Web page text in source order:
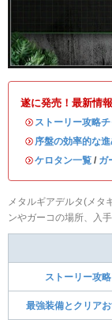
遂に発売！最新情
・ ストーリー攻略チ
・ 序盤の効率的な
・ケロタン一覧 / ガ
メタルギアデルタ(メタ
ンやガーコの場所、入
ストーリー攻
最強装備とクリア